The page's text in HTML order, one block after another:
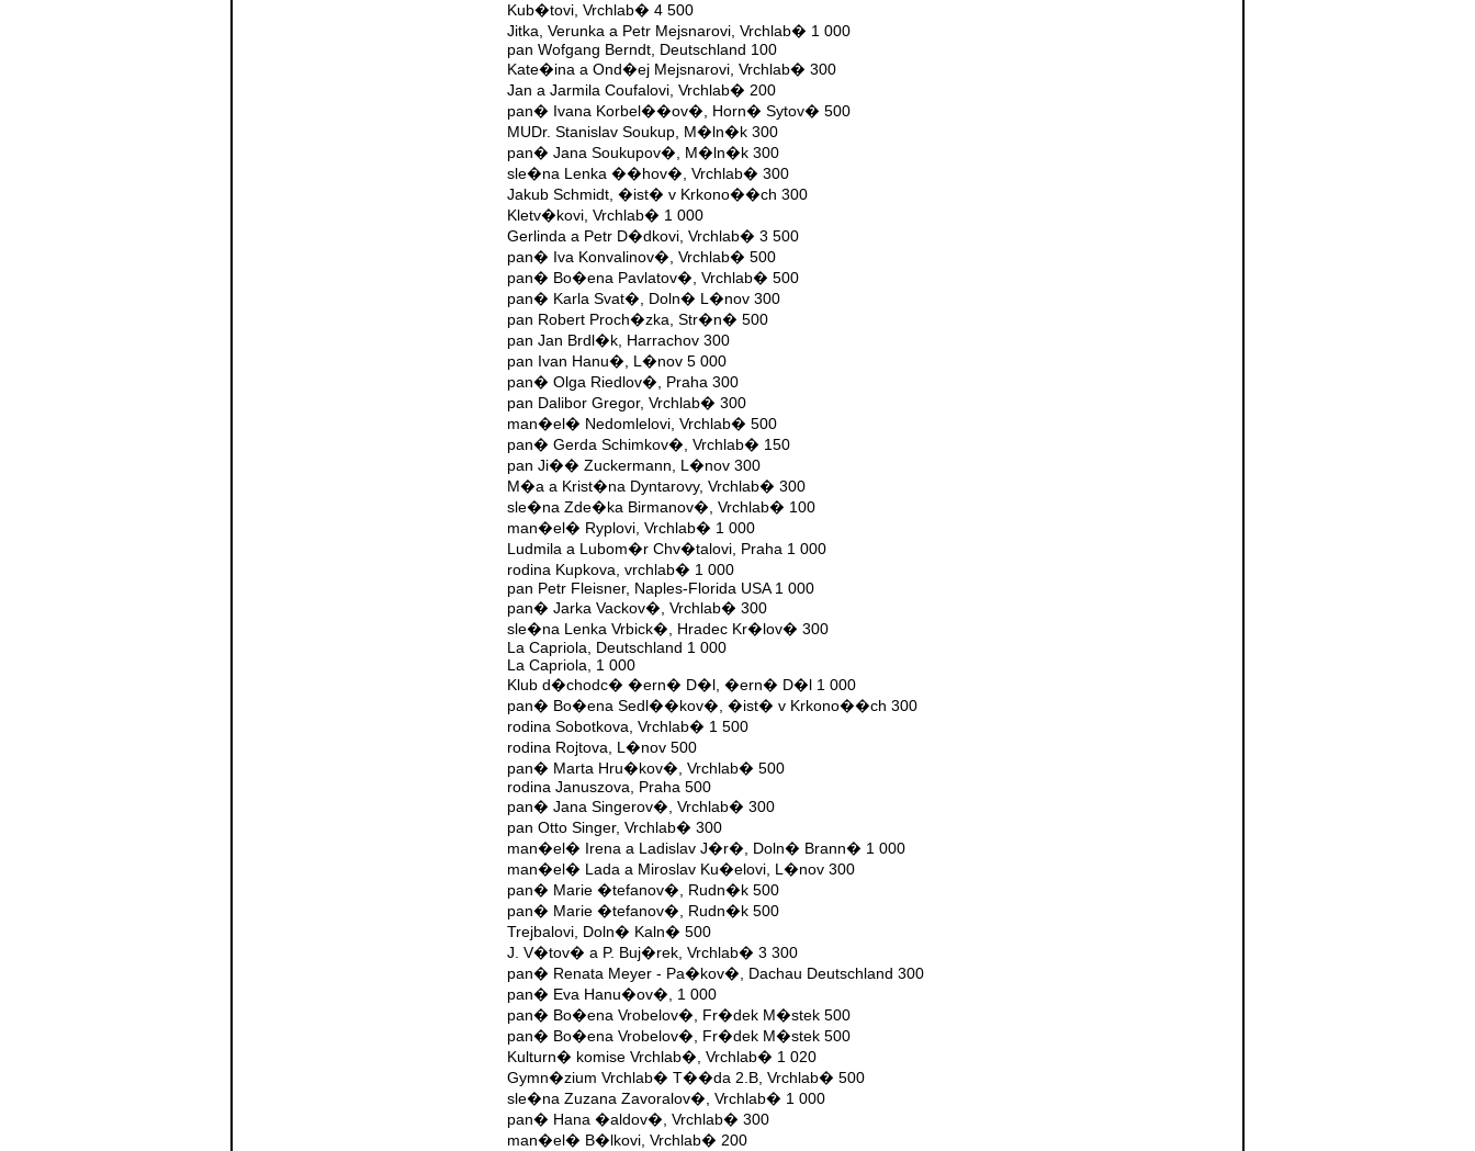
Kub�tovi, Vrchlab� 4 500
Jitka, Verunka a Petr Mejsnarovi, Vrchlab� 1 000
pan Wofgang Berndt, Deutschland 100
Kate�ina a Ond�ej Mejsnarovi, Vrchlab� 300
Jan a Jarmila Coufalovi, Vrchlab� 200
pan� Ivana Korbel��ov�, Horn� Sytov� 500
MUDr. Stanislav Soukup, M�ln�k 300
pan� Jana Soukupov�, M�ln�k 300
sle�na Lenka ��hov�, Vrchlab� 300
Jakub Schmidt, �ist� v Krkono��ch 300
Kletv�kovi, Vrchlab� 1 000
Gerlinda a Petr D�dkovi, Vrchlab� 3 500
pan� Iva Konvalinov�, Vrchlab� 500
pan� Bo�ena Pavlatov�, Vrchlab� 500
pan� Karla Svat�, Doln� L�nov 300
pan Robert Proch�zka, Str�n� 500
pan Jan Brdl�k, Harrachov 300
pan Ivan Hanu�, L�nov 5 000
pan� Olga Riedlov�, Praha 300
pan Dalibor Gregor, Vrchlab� 300
man�el� Nedomlelovi, Vrchlab� 500
pan� Gerda Schimkov�, Vrchlab� 150
pan Ji�� Zuckermann, L�nov 300
M�a a Krist�na Dyntarovy, Vrchlab� 300
sle�na Zde�ka Birmanov�, Vrchlab� 100
man�el� Ryplovi, Vrchlab� 1 000
Ludmila a Lubom�r Chv�talovi, Praha 1 000
rodina Kupkova, vrchlab� 1 000
pan Petr Fleisner, Naples-Florida USA 1 000
pan� Jarka Vackov�, Vrchlab� 300
sle�na Lenka Vrbick�, Hradec Kr�lov� 300
La Capriola, Deutschland 1 000
La Capriola, 1 000
Klub d�chodc� �ern� D�l, �ern� D�l 1 000
pan� Bo�ena Sedl��kov�, �ist� v Krkono��ch 300
rodina Sobotkova, Vrchlab� 1 500
rodina Rojtova, L�nov 500
pan� Marta Hru�kov�, Vrchlab� 500
rodina Januszova, Praha 500
pan� Jana Singerov�, Vrchlab� 300
pan Otto Singer, Vrchlab� 300
man�el� Irena a Ladislav J�r�, Doln� Brann� 1 000
man�el� Lada a Miroslav Ku�elovi, L�nov 300
pan� Marie �tefanov�, Rudn�k 500
pan� Marie �tefanov�, Rudn�k 500
Trejbalovi, Doln� Kaln� 500
J. V�tov� a P. Buj�rek, Vrchlab� 3 300
pan� Renata Meyer - Pa�kov�, Dachau Deutschland 300
pan� Eva Hanu�ov�, 1 000
pan� Bo�ena Vrobelov�, Fr�dek M�stek 500
pan� Bo�ena Vrobelov�, Fr�dek M�stek 500
Kulturn� komise Vrchlab�, Vrchlab� 1 020
Gymn�zium Vrchlab� T��da 2.B, Vrchlab� 500
sle�na Zuzana Zavoralov�, Vrchlab� 1 000
pan� Hana �aldov�, Vrchlab� 300
man�el� B�lkovi, Vrchlab� 200